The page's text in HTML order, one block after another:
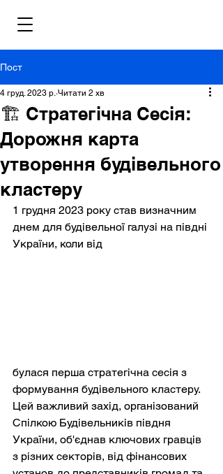
Пост
🏗 Стратегічна Сесія:
Дорожня карта
утворення будівельного
кластеру
4 груд. 2023 р. Читати 2 хв
1 грудня 2023 року став визначним
днем для будівельної галузі на півдні
України, коли від
булася перша стратегічна сесія з
формування будівельного кластеру.
Цей важливий захід, організований
Спілкою Будівельників півдня
України, об'єднав ключових гравців
з різних секторів, від фінансових